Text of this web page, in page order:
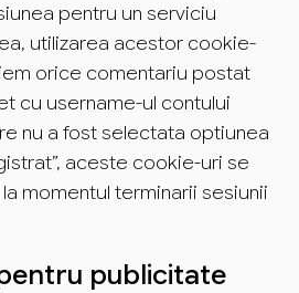
pentru un serviciu
utilizarea acestor cookie-
orice comentariu postat
cu username-ul contului
nu a fost selectata optiunea
aceste cookie-uri se
momentul terminarii sesiunii
publicitate